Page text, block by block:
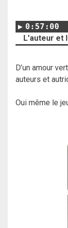
0:57:00
L'auteur et
D’un amour
auteurs et
Oui même le